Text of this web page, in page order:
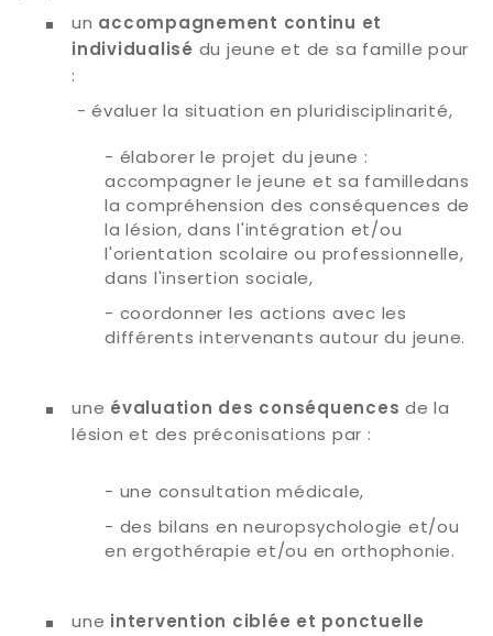
un accompagnement continu et
individualisé du jeune et de sa famille pour
:
- évaluer la situation en pluridisciplinarité,
- élaborer le projet du jeune :
accompagner le jeune et sa familledans
la compréhension des conséquences de
la lésion, dans l'intégration et/ou
l'orientation scolaire ou professionnelle,
dans l'insertion sociale,
- coordonner les actions avec les
différents intervenants autour du jeune.
une évaluation des conséquences de la
lésion et des préconisations par :
- une consultation médicale,
- des bilans en neuropsychologie et/ou
en ergothérapie et/ou en orthophonie.
une intervention ciblée et ponctuelle